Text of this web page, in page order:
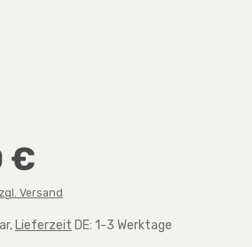
€
Versand
Lieferzeit DE: 1-3 Werktage